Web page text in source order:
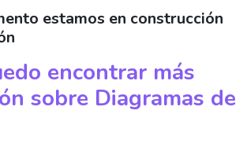
estamos en construcción
encontrar más
sobre Diagramas de